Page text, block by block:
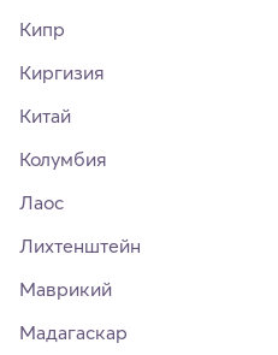
Кипр
Киргизия
Китай
Колумбия
Лаос
Лихтенштейн
Маврикий
Мадагаскар